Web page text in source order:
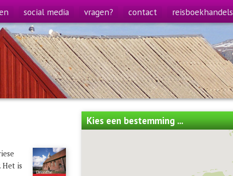
social media vragen? contact reisboekhandels
Kies een bestemming ...
Het is